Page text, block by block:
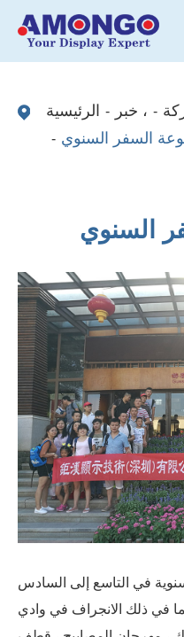
الرئيسية خبر ،
السفر السنوي
السنوي
في التاسع إلى السادس
في ذلك الانجراف في وادي